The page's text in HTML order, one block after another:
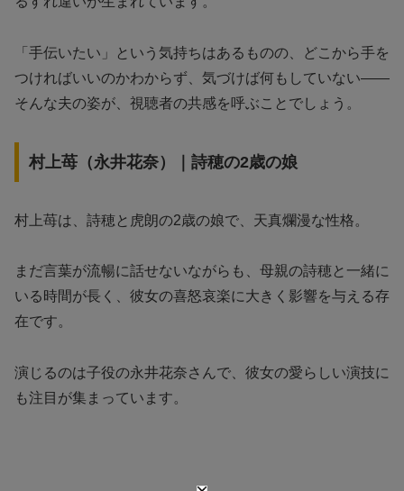
「手伝いたい」という気持ちはあるものの、どこから手を
つければいいのかわからず、気づけば何もしていない――
そんな夫の姿が、視聴者の共感を呼ぶことでしょう。
村上苺（永井花奈）｜詩穂の2歳の娘
村上苺は、詩穂と虎朗の2歳の娘で、天真爛漫な性格。
まだ言葉が流暢に話せないながらも、母親の詩穂と一緒に
いる時間が長く、彼女の喜怒哀楽に大きく影響を与える存
在です。
演じるのは子役の永井花奈さんで、彼女の愛らしい演技に
も注目が集まっています。